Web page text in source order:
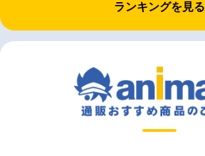
ランキングを見る